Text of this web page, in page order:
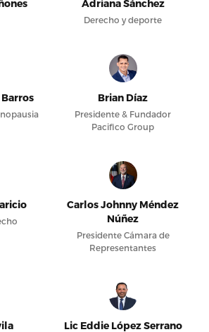
Adriana Sánchez
Derecho y deporte
Barros Brian Díaz
Presidente & Fundador
Pacifico Group
Carlos Johnny Méndez
Núñez
Presidente Cámara de
Representantes
Lic Eddie López Serrano